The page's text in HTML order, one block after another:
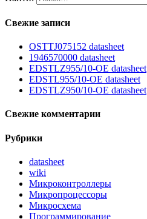
Свежие записи
OSTTJ075152 datasheet
1946570000 datasheet
EDSTLZ955/10-OE datasheet
EDSTL955/10-OE datasheet
EDSTLZ950/10-OE datasheet
Свежие комментарии
Рубрики
datasheet
wiki
Микроконтроллеры
Микропроцессоры
Микросхема
Программирование